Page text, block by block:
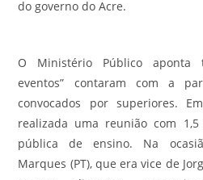
do governo do Acre.
O Ministério Público aponta
eventos” contaram com a
convocados por superiores.
realizada uma reunião com
pública de ensino. Na
Marques (PT), que era vice de